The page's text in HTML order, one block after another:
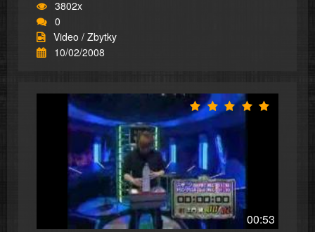
3802x
0
Video / Zbytky
10/02/2008
00:53